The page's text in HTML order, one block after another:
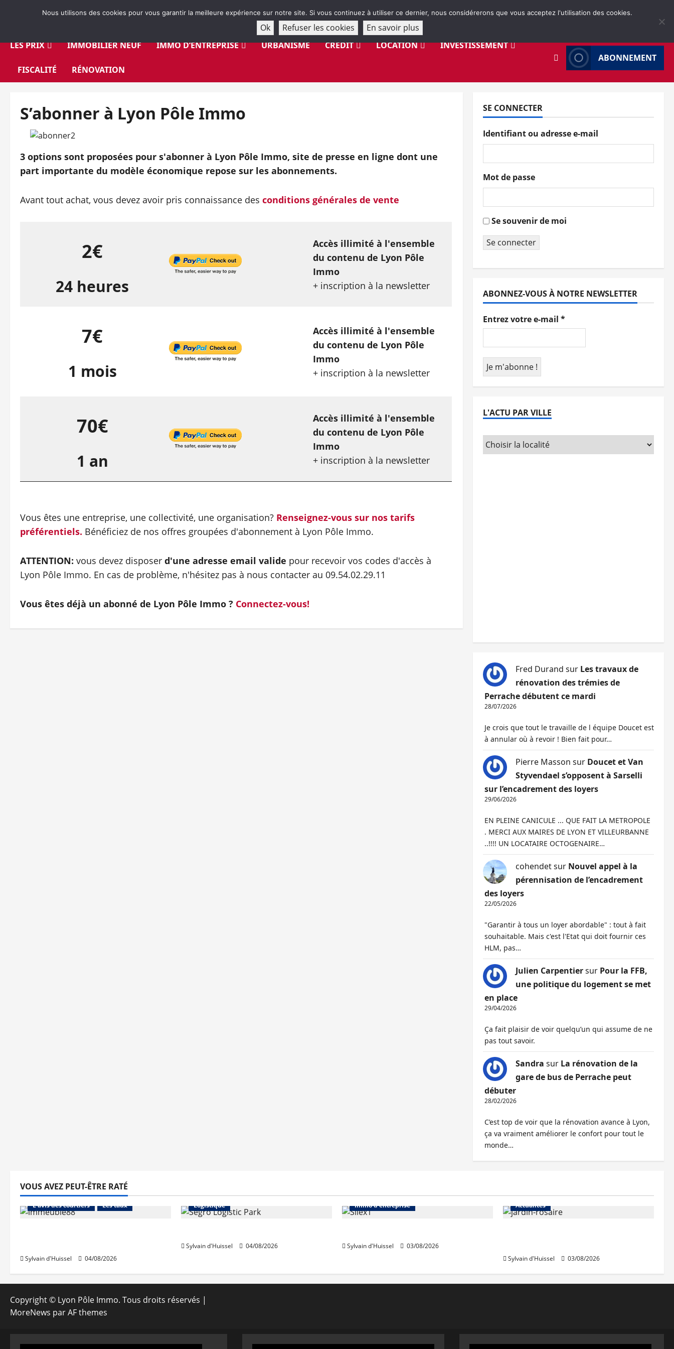
LES PRIX
IMMOBILIER NEUF IMMO D’ENTREPRISE URBANISME CRÉDIT LOCATION INVESTISSEMENT
FISCALITÉ RÉNOVATION
ABONNEMENT
S’abonner à Lyon Pôle Immo
3 options sont proposées pour s'abonner à Lyon Pôle Immo, site de presse en ligne dont une
part importante du modèle économique repose sur les abonnements.
Avant tout achat, vous devez avoir pris connaissance des conditions générales de vente
2€
24 heures
Accès illimité à l'ensemble
du contenu de Lyon Pôle
Immo
+ inscription à la newsletter
7€
1 mois
Accès illimité à l'ensemble
du contenu de Lyon Pôle
Immo
+ inscription à la newsletter
70€
1 an
Accès illimité à l'ensemble
du contenu de Lyon Pôle
Immo
+ inscription à la newsletter
Vous êtes une entreprise, une collectivité, une organisation? Renseignez-vous sur nos tarifs
préférentiels. Bénéficiez de nos offres groupées d'abonnement à Lyon Pôle Immo.
ATTENTION: vous devez disposer d'une adresse email valide pour recevoir vos codes d'accès à
Lyon Pôle Immo. En cas de problème, n'hésitez pas à nous contacter au 09.54.02.29.11
Vous êtes déjà un abonné de Lyon Pôle Immo ? Connectez-vous!
SE CONNECTER
Identifiant ou adresse e-mail
Mot de passe
Se souvenir de moi
Se connecter
ABONNEZ-VOUS À NOTRE NEWSLETTER
Entrez votre e-mail *
L'ACTU PAR VILLE
Fred Durand sur Les travaux de
rénovation des trémies de
Perrache débutent ce mardi
28/07/2026
Je crois que tout le travaille de l équipe Doucet est
à annular où à revoir ! Bien fait pour…
Pierre Masson sur Doucet et Van
Styvendael s’opposent à Sarselli
sur l’encadrement des loyers
29/06/2026
EN PLEINE CANICULE ... QUE FAIT LA METROPOLE
. MERCI AUX MAIRES DE LYON ET VILLEURBANNE
..!!!! UN LOCATAIRE OCTOGENAIRE…
cohendetsur Nouvel appel à la
pérennisation de l’encadrement
des loyers
22/05/2026
"Garantir à tous un loyer abordable" : tout à fait
souhaitable. Mais c'est l'Etat qui doit fournir ces
HLM, pas…
Julien Carpentiersur Pour la FFB,
une politique du logement se met
en place
29/04/2026
Ça fait plaisir de voir quelqu’un qui assume de ne
pas tout savoir.
Sandra sur La rénovation de la
gare de bus de Perrache peut
débuter
28/02/2026
C’est top de voir que la rénovation avance à Lyon,
ça va vraiment améliorer le confort pour tout le
monde…
VOUS AVEZ PEUT-ÊTRE RATÉ
Abonnés
Financement
L'avis des courtiers
Les taux
Sylvain d'Huissel 04/08/2026
Logistique
Sylvain d'Huissel 04/08/2026
Immo d'entreprise
Sylvain d'Huissel 03/08/2026
Actualités
Sylvain d'Huissel 03/08/2026
Copyright © Lyon Pôle Immo. Tous droits réservés |
MoreNews par AF themes
Nous utilisons des cookies pour vous garantir la meilleure expérience sur notre site. Si vous continuez à utiliser ce dernier, nous considérerons que vous acceptez l'utilisation des cookies.
Ok Refuser les cookies En savoir plus